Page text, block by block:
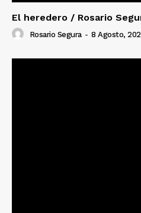
El heredero / Rosario
Rosario Segura - 8 Agosto,